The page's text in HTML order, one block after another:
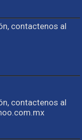
contactenos al
contactenos al